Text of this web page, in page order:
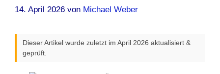
14. April 2026 von Michael Weber
Dieser Artikel wurde zuletzt im April 2026 aktualisiert &
geprüft.